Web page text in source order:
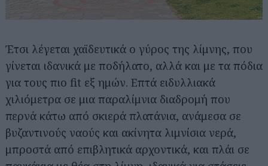
Έτσι λέγεται χαϊδευτικά ο γύρος της λίμνης, που
γίνεται ιδανικά με ποδήλατο, αλλά και με τα πόδια
για τους πιο fit εξ ημών. Επτά ειδυλλιακά
χιλιόμετρα σε μια παραλίμνια διαδρομή που
περνά κάτω από σκιερά πλατάνια, ανάμεσα σε
βυζαντινούς ναούς και ακίνητα λιμνίσια νερά,
μπροστά από επιβλητικά αρχοντικά, και πλάι σε